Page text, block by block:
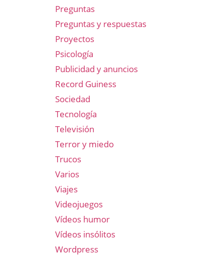
Preguntas
Preguntas y respuestas
Proyectos
Psicología
Publicidad y anuncios
Record Guiness
Sociedad
Tecnología
Televisión
Terror y miedo
Trucos
Varios
Viajes
Videojuegos
Vídeos humor
Vídeos insólitos
Wordpress